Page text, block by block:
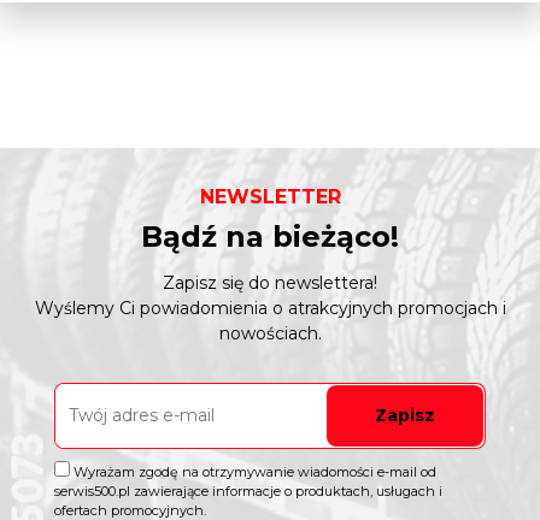
NEWSLETTER
Bądź na bieżąco!
Zapisz się do newslettera!
Wyślemy Ci powiadomienia o atrakcyjnych promocjach i
nowościach.
Zapisz
Wyrażam zgodę na otrzymywanie wiadomości e-mail od
serwis500.pl zawierające informacje o produktach, usługach i
ofertach promocyjnych.